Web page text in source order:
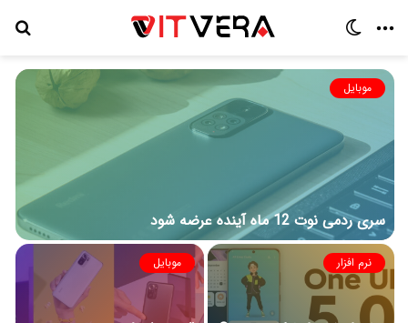
منو
موبایل
سری ردمی نوت 12 ماه آینده عرضه شود
نرم افزار موبایل